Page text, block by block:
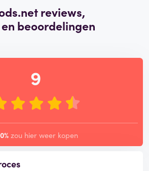
reviews,
beoordelingen
9
zou hier weer kopen